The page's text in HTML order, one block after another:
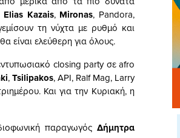
Elias Kazais, Mironas, Pandora,
τη νύχτα με ρυθμό και
είναι ελεύθερη για όλους.
closing party σε afro
,Tsilipakos, API, Ralf Mag, Larry
Και για την Κυριακή, η
παραγωγός Δήμητρα